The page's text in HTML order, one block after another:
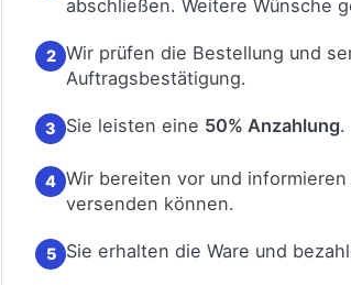
abschließen. Weitere Wünsche
2 Wir prüfen die Bestellung und
Auftragsbestätigung.
3 Sie leisten eine 50% Anzahlung.
4 Wir bereiten vor und
versenden können.
5 Sie erhalten die Ware und